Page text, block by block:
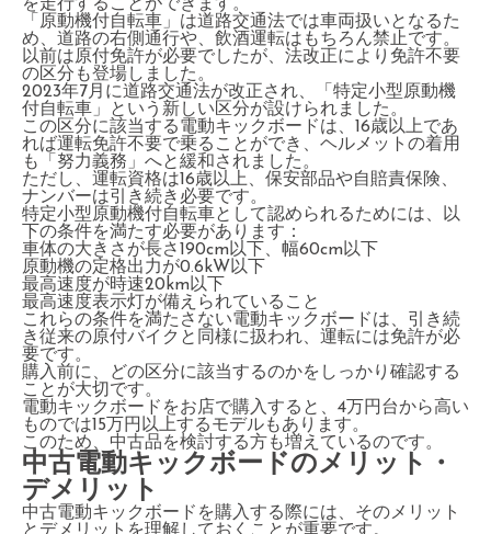
を走行することができます。
「原動機付自転車」は道路交通法では車両扱いとなるた
め、道路の右側通行や、飲酒運転はもちろん禁止です。
以前は原付免許が必要でしたが、法改正により免許不要
の区分も登場しました。
2023年7月に道路交通法が改正され、「特定小型原動機
付自転車」という新しい区分が設けられました。
この区分に該当する電動キックボードは、16歳以上であ
れば運転免許不要で乗ることができ、ヘルメットの着用
も「努力義務」へと緩和されました。
ただし、運転資格は16歳以上、保安部品や自賠責保険、
ナンバーは引き続き必要です。
特定小型原動機付自転車として認められるためには、以
下の条件を満たす必要があります：
車体の大きさが長さ190cm以下、幅60cm以下
原動機の定格出力が0.6kW以下
最高速度が時速20km以下
最高速度表示灯が備えられていること
これらの条件を満たさない電動キックボードは、引き続
き従来の原付バイクと同様に扱われ、運転には免許が必
要です。
購入前に、どの区分に該当するのかをしっかり確認する
ことが大切です。
電動キックボードをお店で購入すると、4万円台から高い
ものでは15万円以上するモデルもあります。
このため、中古品を検討する方も増えているのです。
中古電動キックボードのメリット・
デメリット
中古電動キックボードを購入する際には、そのメリット